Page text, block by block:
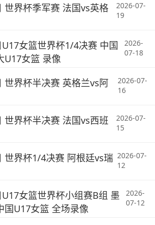
世界杯季军赛 法国vs英格
2026-07-
19
女篮世界杯1/4决赛 中国
U17女篮 录像
2026-
07-18
世界杯半决赛 英格兰vs阿
2026-07-
16
世界杯半决赛 法国vs西班
2026-07-
15
世界杯1/4决赛 阿根廷vs瑞 2026-07-
12
女篮世界杯小组赛B组 墨
国U17女篮 全场录像
2026-
07-12